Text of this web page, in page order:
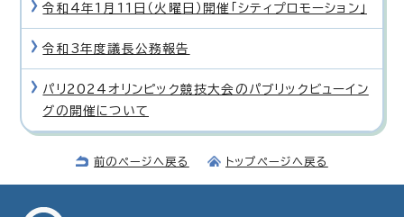
令和4年1月11日（火曜日）開催「シティプロモーション」
令和3年度議長公務報告
パリ2024オリンピック競技大会のパブリックビューイン
グの開催について
前のページへ戻る トップページへ戻る